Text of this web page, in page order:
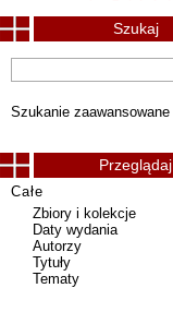
Szukaj
Szukanie zaawansowane
Przeglądaj
Całe
Zbiory i kolekcje
Daty wydania
Autorzy
Tytuły
Tematy